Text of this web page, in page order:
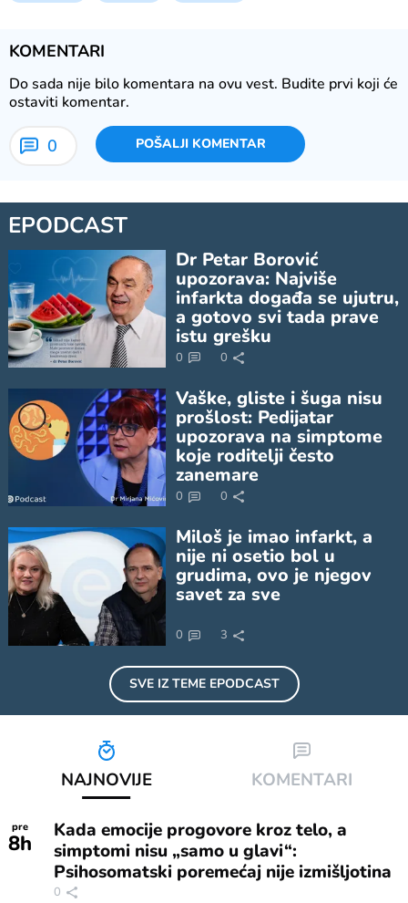
KOMENTARI
Do sada nije bilo komentara na ovu vest. Budite prvi koji će
ostaviti komentar.
0 POŠALJI KOMENTAR
EPODCAST
Dr Petar Borović
upozorava: Najviše
infarkta događa se ujutru,
a gotovo svi tada prave
istu grešku
0 0
Vaške, gliste i šuga nisu
prošlost: Pedijatar
upozorava na simptome
koje roditelji često
zanemare
0 0
Miloš je imao infarkt, a
nije ni osetio bol u
grudima, ovo je njegov
savet za sve
0 3
SVE IZ TEME EPODCAST
NAJNOVIJE KOMENTARI
pre
8h
Kada emocije progovore kroz telo, a
simptomi nisu „samo u glavi“:
Psihosomatski poremećaj nije izmišljotina
0